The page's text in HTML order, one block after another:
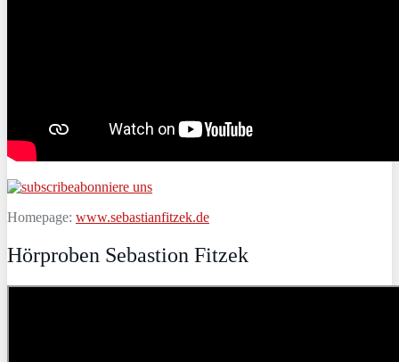
abonniere uns
Homepage: www.sebastianfitzek.de
Hörproben Sebastion Fitzek